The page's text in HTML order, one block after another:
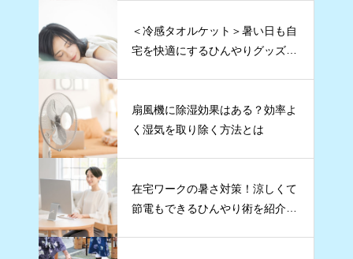
＜冷感タオルケット＞暑い日も自
宅を快適にするひんやりグッズ5
扇風機に除湿効果はある？効率よ
く湿気を取り除く方法とは
在宅ワークの暑さ対策！涼しくて
節電もできるひんやり術を紹介し